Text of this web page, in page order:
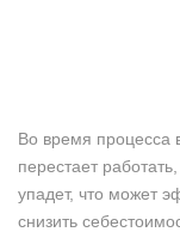
Во время процесса
перестает
упадет, что может
снизить